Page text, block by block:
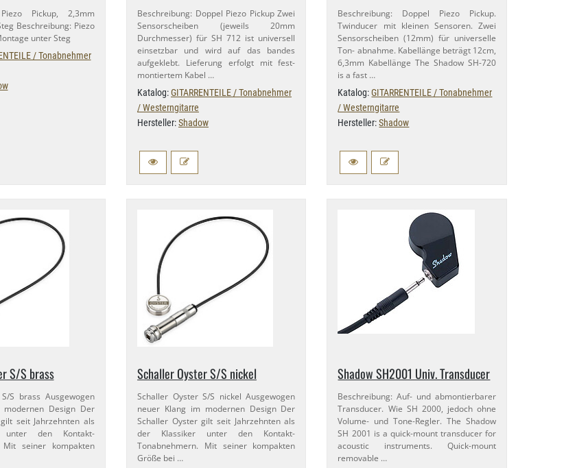
Pickup, 2,​3mm
Beschreibung: Piezo
unter Steg
/ Tonabnehmer
Beschreibung: Doppel Piezo Pickup Zwei
Sensorscheiben (jeweils 20mm
Durchmesser) für SH 712 ist universell
einsetzbar und wird auf das bandes
aufgeklebt. Lieferung erfolgt mit fest-
montiertem Kabel …
Katalog:GITARRENTEILE / Tonabnehmer
/ Westerngitarre
Hersteller:Shadow
Beschreibung: Doppel Piezo Pickup.
Twinducer mit kleinen Sensoren. Zwei
Sensorscheiben (12mm) für universelle
Ton- abnahme. Kabellänge beträgt 12cm,
6,​3mm Kabellänge The Shadow SH-​720
is a fast …
Katalog:GITARRENTEILE / Tonabnehmer
/ Westerngitarre
Hersteller:Shadow
S/​S brass
​S brass Ausgewogen
Design Der
seit Jahrzehnten als
unter den Kontakt-​
Mit seiner kompakten
Schaller Oyster S/​S nickel
Schaller Oyster S/​S nickel Ausgewogen
neuer Klang im modernen Design Der
Schaller Oyster gilt seit Jahrzehnten als
der Klassiker unter den Kontakt-​
Tonabnehmern. Mit seiner kompakten
Größe bei …
Shadow SH2001 Univ. Transducer
Beschreibung: Auf- und abmontierbarer
Transducer. Wie SH 2000, jedoch ohne
Volume- und Tone-​Regler. The Shadow
SH 2001 is a quick-​mount transducer for
acoustic instruments. Quick-​mount
removable …